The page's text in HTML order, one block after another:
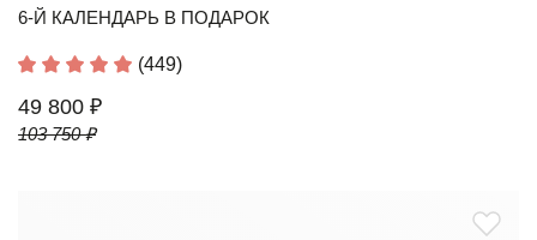
6-Й КАЛЕНДАРЬ В ПОДАРОК
(449)
49 800 ₽
103 750 ₽